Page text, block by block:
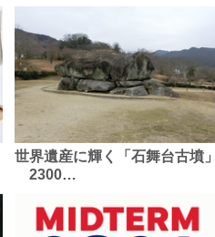
世界遺産に輝く「石舞台古墳」
2300…